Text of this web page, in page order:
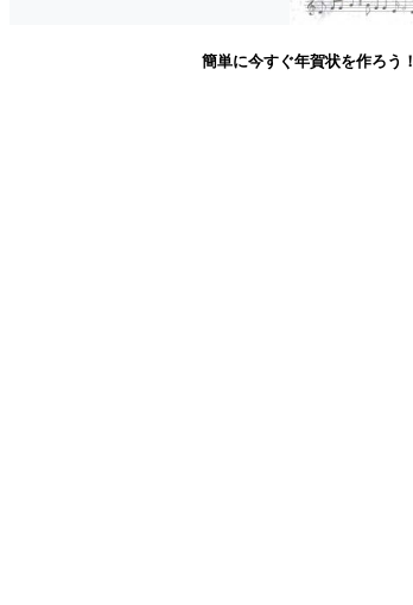
簡単に今すぐ年賀状を作ろう！